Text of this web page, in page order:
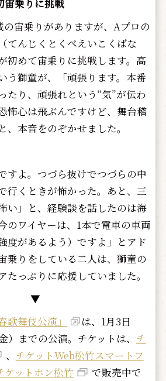
宙乗りに挑戦
宙乗りがありますが、Aプロの
てんじくとくべえいこくばな
初めて宙乗りに挑戦します。高
う獅童が、「頑張ります。本番
たり、頑張れという“気”が伝わ
怖心は飛ぶんですけど、舞台稽
、本音をのぞかせました。
すよ。つづら抜けでつづらの中
行くときが怖かった。あと、三
い」と、経験談を話したのは海
のワイヤーは、1本で電車の車両
度があるよう）ですよ」とアド
乗りをしている二人は、獅童の
たっぷりに応援していました。
▼
歌舞伎公演」
は、1月3日
）までの公演。チケットは、 チ
、 チケットWeb松竹スマートフ
ケットホン松竹
で販売中で